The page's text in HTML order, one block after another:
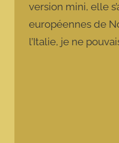
version mini, elle
européennes de
l’Italie, je ne